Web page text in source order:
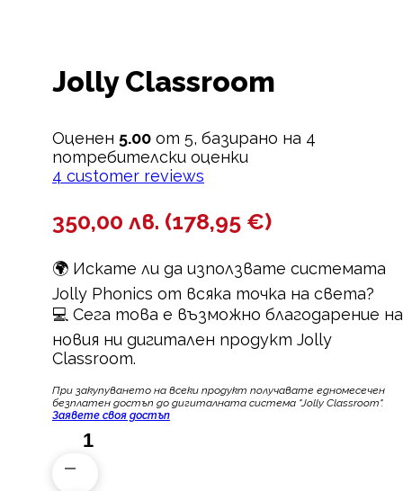
Jolly Classroom
Оценен 5.00 от 5, базирано на 4
потребителски оценки
4 customer reviews
350,00 лв. (178,95 €)
🌍 Искате ли да използвате системата
Jolly Phonics от всяка точка на света?
💻 Сега това е възможно благодарение на
новия ни дигитален продукт Jolly
Classroom.
При закупуването на всеки продукт пoлучавате едномесечен
безплатен достъп до дигиталната система "Jolly Classroom".
Заявете своя достъп
количество